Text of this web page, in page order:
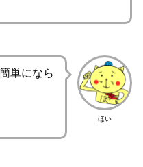
ほい
単になら